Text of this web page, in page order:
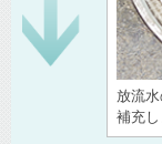
放流
補充し